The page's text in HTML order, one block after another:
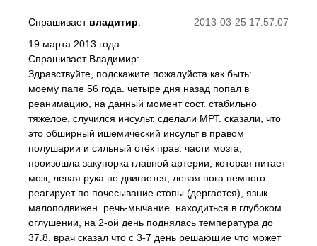
2013-03-25 17:57:07
Спрашивает владитир:
19 марта 2013 года
Спрашивает Владимир:
Здравствуйте, подскажите пожалуйста как быть:
моему папе 56 года. четыре дня назад попал в
реанимацию, на данный момент сост. стабильно
тяжелое, случился инсульт. сделали МРТ. сказали, что
это обширный ишемический инсульт в правом
полушарии и сильный отёк прав. части мозга,
произошла закупорка главной артерии, которая питает
мозг, левая рука не двигается, левая нога немного
реагирует по почесывание стопы (дергается), язык
малоподвижен. речь-мычание. находиться в глубоком
оглушении, на 2-ой день поднялась температура до
37.8. врач сказал что с 3-7 день решающие что может